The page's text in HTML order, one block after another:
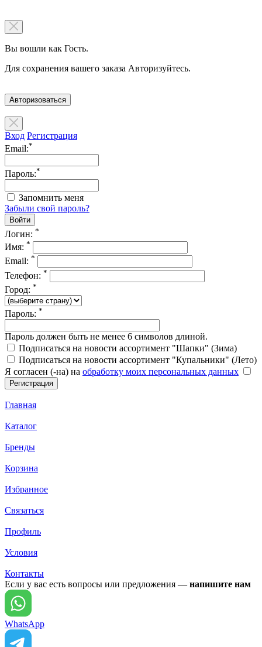
Вы вошли как Гость.
Для сохранения вашего заказа Авторизуйтесь.
Авторизоваться
Вход Регистрация
Email:*
Пароль:*
Запомнить меня
Забыли свой пароль?
Логин: *
Имя: *
Email: *
Телефон: *
Город: *
Пароль: *
Пароль должен быть не менее 6 символов длиной.
Подписаться на новости ассортимент "Шапки" (Зима)
Подписаться на новости ассортимент "Купальники" (Лето)
Я согласен (-на) на обработку моих персональных данных
Главная
Каталог
Бренды
Корзина
Избранное
Связаться
Профиль
Условия
Контакты
Если у вас есть вопросы или предложения — напишите нам
WhatsApp